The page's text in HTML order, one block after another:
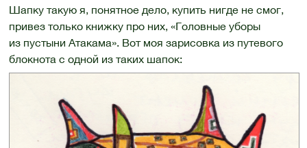
Шапку такую я, понятное дело, купить нигде не смог,
привез только книжку про них, «Головные уборы
из пустыни Атакама». Вот моя зарисовка из путевого
блокнота с одной из таких шапок: